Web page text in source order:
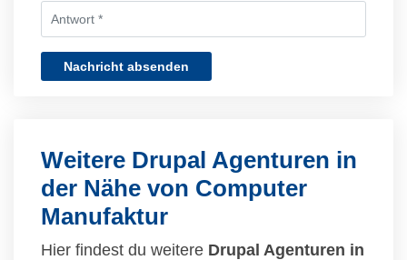
Nachricht absenden
Weitere Drupal Agenturen in
der Nähe von Computer
Manufaktur
Hier findest du weitere Drupal Agenturen in